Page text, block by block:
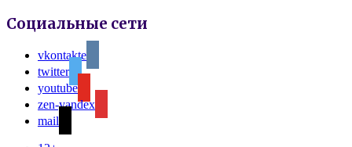
Социальные сети
vkontakte
twitter
youtube
zen-yandex
mail